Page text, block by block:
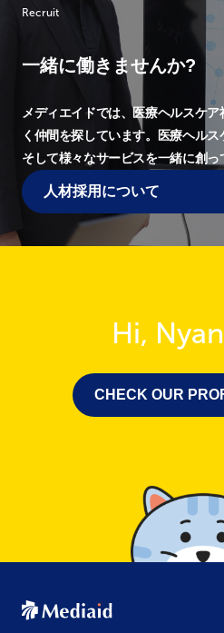
Recruit
一緒に働きませんか?
メディエイドでは、医療ヘルスケア
く仲間を探しています。
医療ヘルス
そして様々なサービスを一緒に創っ
人材採用について
Hi,
CHECK OUR